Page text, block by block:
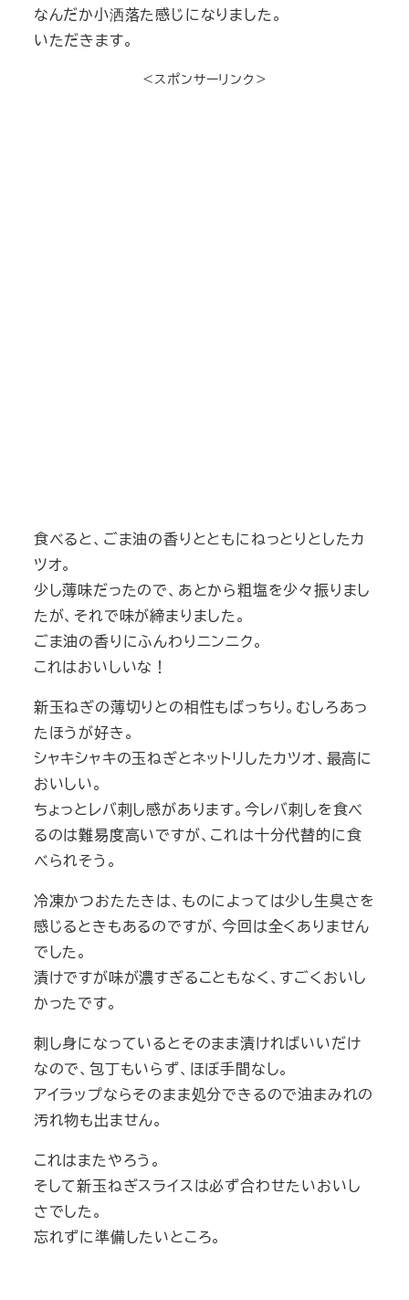
なんだか小洒落た感じになりました。
いただきます。
＜スポンサーリンク＞
食べると、ごま油の香りとともにねっとりとしたカ
ツオ。
少し薄味だったので、あとから粗塩を少々振りまし
たが、それで味が締まりました。
ごま油の香りにふんわりニンニク。
これはおいしいな！
新玉ねぎの薄切りとの相性もばっちり。むしろあっ
たほうが好き。
シャキシャキの玉ねぎとネットリしたカツオ、最高に
おいしい。
ちょっとレバ刺し感があります。今レバ刺しを食べ
るのは難易度高いですが、これは十分代替的に食
べられそう。
冷凍かつおたたきは、ものによっては少し生臭さを
感じるときもあるのですが、今回は全くありません
でした。
漬けですが味が濃すぎることもなく、すごくおいし
かったです。
刺し身になっているとそのまま漬ければいいだけ
なので、包丁もいらず、ほぼ手間なし。
アイラップならそのまま処分できるので油まみれの
汚れ物も出ません。
これはまたやろう。
そして新玉ねぎスライスは必ず合わせたいおいし
さでした。
忘れずに準備したいところ。